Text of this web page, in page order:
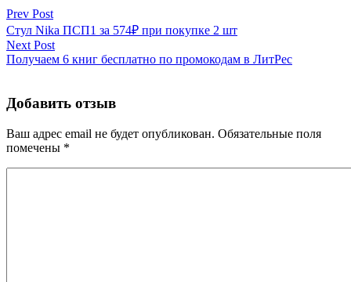
Prev Post
Стул Nika ПСП1 за 574₽ при покупке 2 шт
Next Post
Получаем 6 книг бесплатно по промокодам в ЛитРес
Добавить отзыв
Ваш адрес email не будет опубликован. Обязательные поля
помечены *